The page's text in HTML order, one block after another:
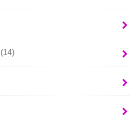
(14)